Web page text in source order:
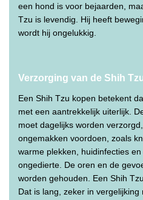
een hond is voor bejaarden,
Tzu is levendig. Hij heeft
wordt hij ongelukkig.
Verzorging van de Shih
Een Shih Tzu kopen betekent
met een aantrekkelijk uiterlijk.
moet dagelijks worden
ongemakken voordoen, zoals
warme plekken, huidinfecties
ongedierte. De oren en de
worden gehouden. Een Shih
Dat is lang, zeker in